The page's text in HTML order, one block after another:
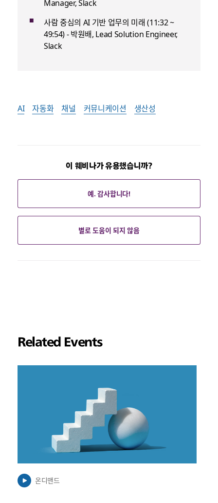
Manager, Slack
사람 중심의 AI 기반 업무의 미래 (11:32 ~
49:54) - 박원배, Lead Solution Engineer,
Slack
AI 자동화 채널 커뮤니케이션 생산성
이 웨비나가 유용했습니까?
예. 감사합니다!
별로 도움이 되지 않음
Related Events
릴
수
있
온디맨드